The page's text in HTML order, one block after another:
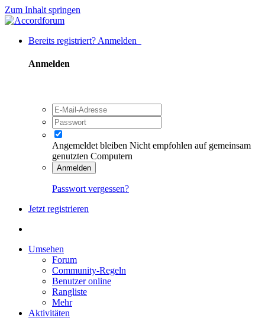
Zum Inhalt springen
Bereits registriert? Anmelden
Anmelden
Angemeldet bleiben Nicht empfohlen auf gemeinsam
genutzten Computern
Anmelden
Passwort vergessen?
Jetzt registrieren
Umsehen
Forum
Community-Regeln
Benutzer online
Rangliste
Mehr
Aktivitäten